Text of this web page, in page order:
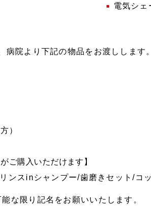
電気シェ
院より下記の物品をお渡しします。
）
ご購入いただけます】
ンスinシャンプー/歯磨きセット/コ
な限り記名をお願いいたします。